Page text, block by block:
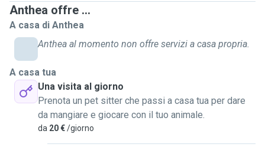
ottenendo il brevetto cane urbano. Mi occupo di curare le
relazioni tra i nostri amici a quattro zampe e l'individuo di
riferimento, facendo venire alla luce le esigenze degli uni e
degli altri . Il mio obiettivo è il benessere, la
soddisfazione,la gratificazione e la serenità del cane e non
solo. Sono volontaria in diversi canili e sto studiando per
diventare guardia zoofila. Da anni sono attiva come dog
Sitter, per cani di piccola,media e grande taglia anche a
domicilio. Sono disponibile a passeggiate, a giochi ,
coccole e tante risate !
Anthea offre ...
A casa di Anthea
Anthea al momento non offre servizi a casa propria.
A casa tua
Una visita al giorno
Prenota un pet sitter che passi a casa tua per dare
da mangiare e giocare con il tuo animale.
da 20 €/giorno